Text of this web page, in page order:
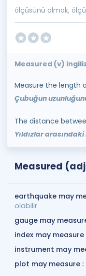
ölçüsünü almak,
Measured (v)
Measure the length
Çubuğun
The distance
Yıldızlar
Measured
earthquake may
olabilir
gauge may
index may measure
instrument may
plot may measure :